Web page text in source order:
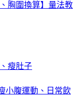
胸圍換算】量法教
瘦肚子
小腹運動、日常飲